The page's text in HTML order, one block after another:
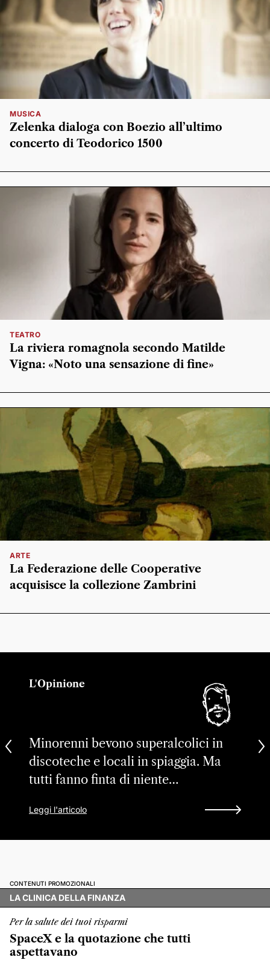
MUSICA
Zelenka dialoga con Boezio all’ultimo
concerto di Teodorico 1500
TEATRO
La riviera romagnola secondo Matilde
Vigna: «Noto una sensazione di fine»
ARTE
La Federazione delle Cooperative
acquisisce la collezione Zambrini
L'Opinione
Minorenni bevono superalcolici in
discoteche e locali in spiaggia. Ma
tutti fanno finta di niente…
Leggi l'articolo
CONTENUTI PROMOZIONALI
LA CLINICA DELLA FINANZA
Per la salute dei tuoi risparmi
SpaceX e la quotazione che tutti
aspettavano